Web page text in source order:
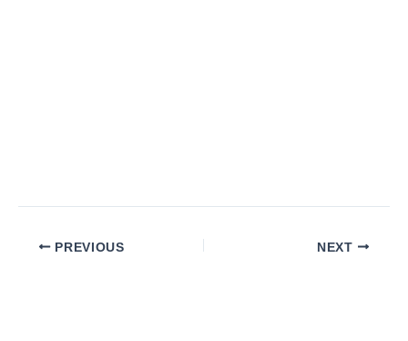
PREVIOUS NEXT